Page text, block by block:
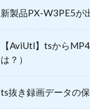
新製品PX-W3PE5が
【AviUtl】tsから
は？）
ts抜き録画データの